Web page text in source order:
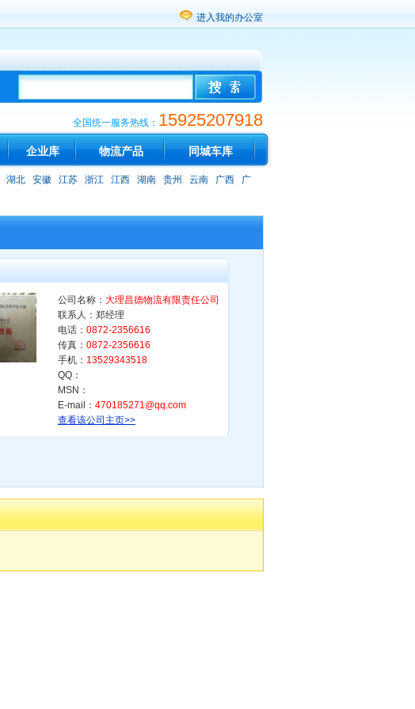
进入我的办公室
全国统一服务热线： 15925207918
企业库 物流产品 同城车库
湖北 安徽 江苏 浙江 江西 湖南 贵州 云南 广西
广
公司名称： 大理昌德物流有限责任公司
联系人：郑经理
电话： 0872-2356616
传真： 0872-2356616
手机： 13529343518
QQ：
MSN：
E-mail： 470185271@qq.com
查看该公司主页>>